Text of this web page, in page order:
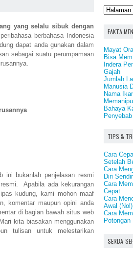
yang selalu sibuk dengan
berbahasa Indonesia
dapat anda gunakan dalam
sebagai suatu perumpamaan
ini bukanlah penjelasan resmi
Apabila ada kekurangan
kudung, kami mohon maaf
komentar maupun opini anda
di bagian bawah situs web
kita biasakan menggunakan
tulisan untuk melestarikan
FAKTA
Mayat
Bisa
Indera
Gajah
Jumlah
Manusia
Nama
Bahaya
TIPS &
Cara
Setelah
Cara
Diri
Cara
Cepat
Cara
Awal (Nol)
Cara
Potongan
SERBA-